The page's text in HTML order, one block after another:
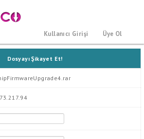
Kullanıcı Girişi Üye Ol
Dosyayı Şikayet Et!